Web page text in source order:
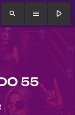
search menu play_arrow
55